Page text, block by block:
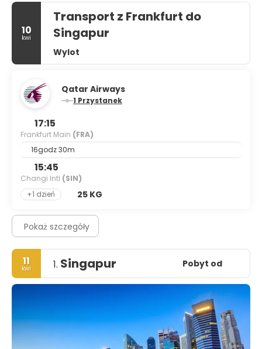
10
kwi
Transport z Frankfurt do
Singapur
Wylot
Qatar Airways
1 Przystanek
17:15
Frankfurt Main (FRA)
16godz 30m
15:45
Changi Intl (SIN)
+1 dzień
25 KG
Pokaż szczegóły
11
kwi 1. Singapur Pobyt od